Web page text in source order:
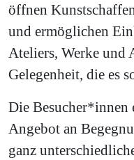
öffnen
und ermöglichen
Ateliers, Werke und
Gelegenheit, die es
Die Besucher*innen
Angebot an
ganz